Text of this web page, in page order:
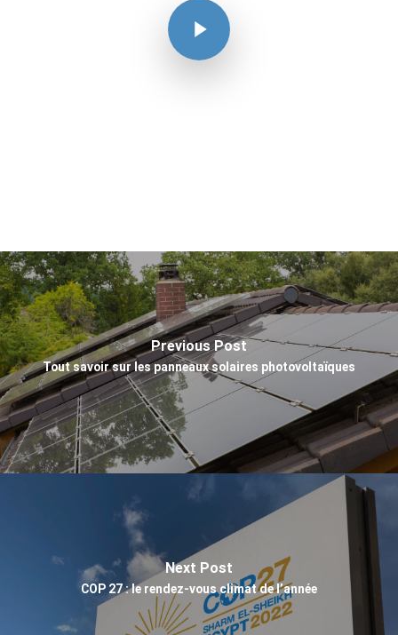
Previous Post
Tout savoir sur les panneaux solaires photovoltaïques
Next Post
COP 27 : le rendez-vous climat de l’année